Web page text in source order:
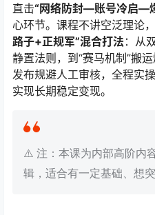
直击“网络防封—账号冷启—
心环节。课程不讲空泛理论
路子+正规军”混合打法 ：从
静置法则，到“赛马机制”搬
发布规避人工审核，全程实
实现长期稳定变现。
⚠️ 注：本课为内部高阶内
辑，适合有一定基础、想